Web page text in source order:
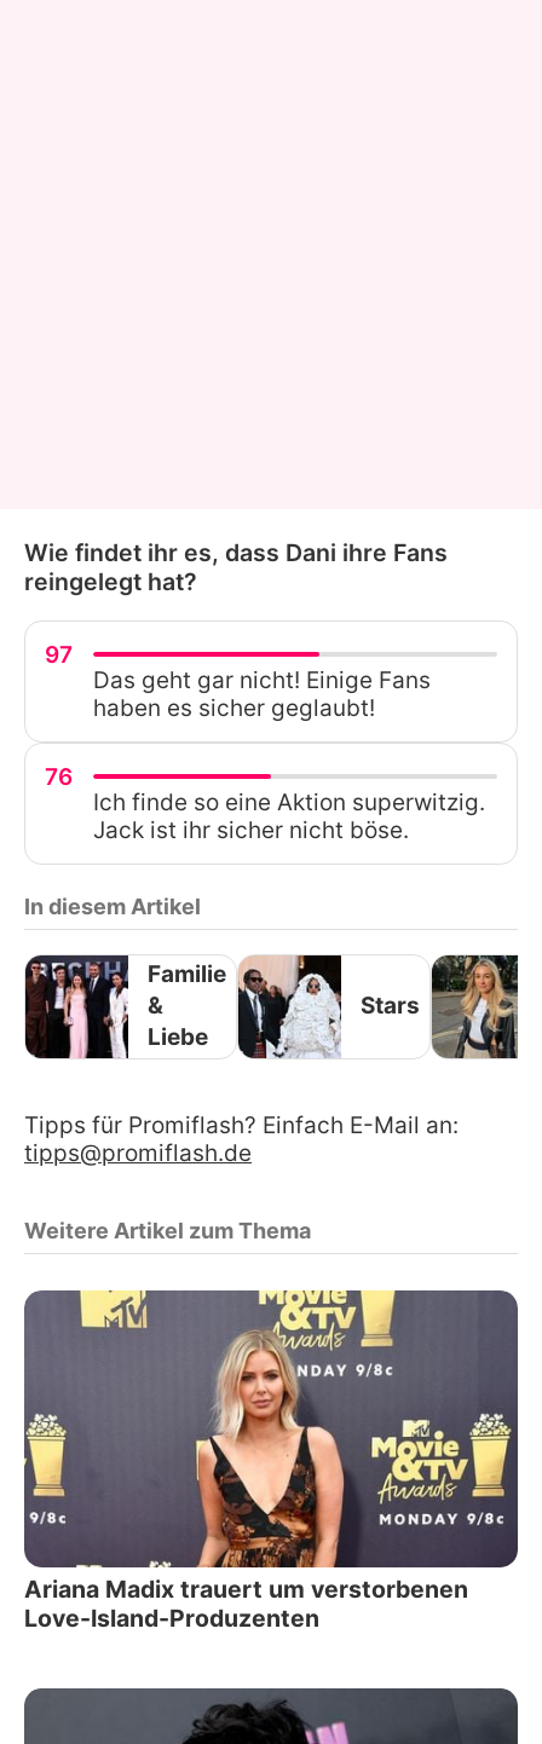
Wie findet ihr es, dass Dani ihre Fans
reingelegt hat?
97
Das geht gar nicht! Einige Fans
haben es sicher geglaubt!
76
Ich finde so eine Aktion superwitzig.
Jack ist ihr sicher nicht böse.
In diesem Artikel
Familie
&
Liebe
Stars
Tipps für Promiflash? Einfach E-Mail an:
tipps@promiflash.de
Weitere Artikel zum Thema
Ariana Madix trauert um verstorbenen
Love-Island-Produzenten